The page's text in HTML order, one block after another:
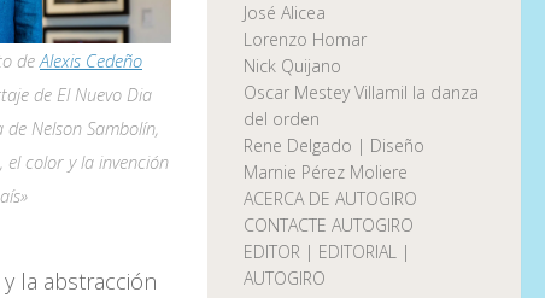
de Alexis Cedeño
de El Nuevo Dia
Nelson Sambolín,
color y la invención
la abstracción
José Alicea
Lorenzo Homar
Nick Quijano
Oscar Mestey Villamil la danza
del orden
Rene Delgado | Diseño
Marnie Pérez Moliere
ACERCA DE AUTOGIRO
CONTACTE AUTOGIRO
EDITOR | EDITORIAL |
AUTOGIRO